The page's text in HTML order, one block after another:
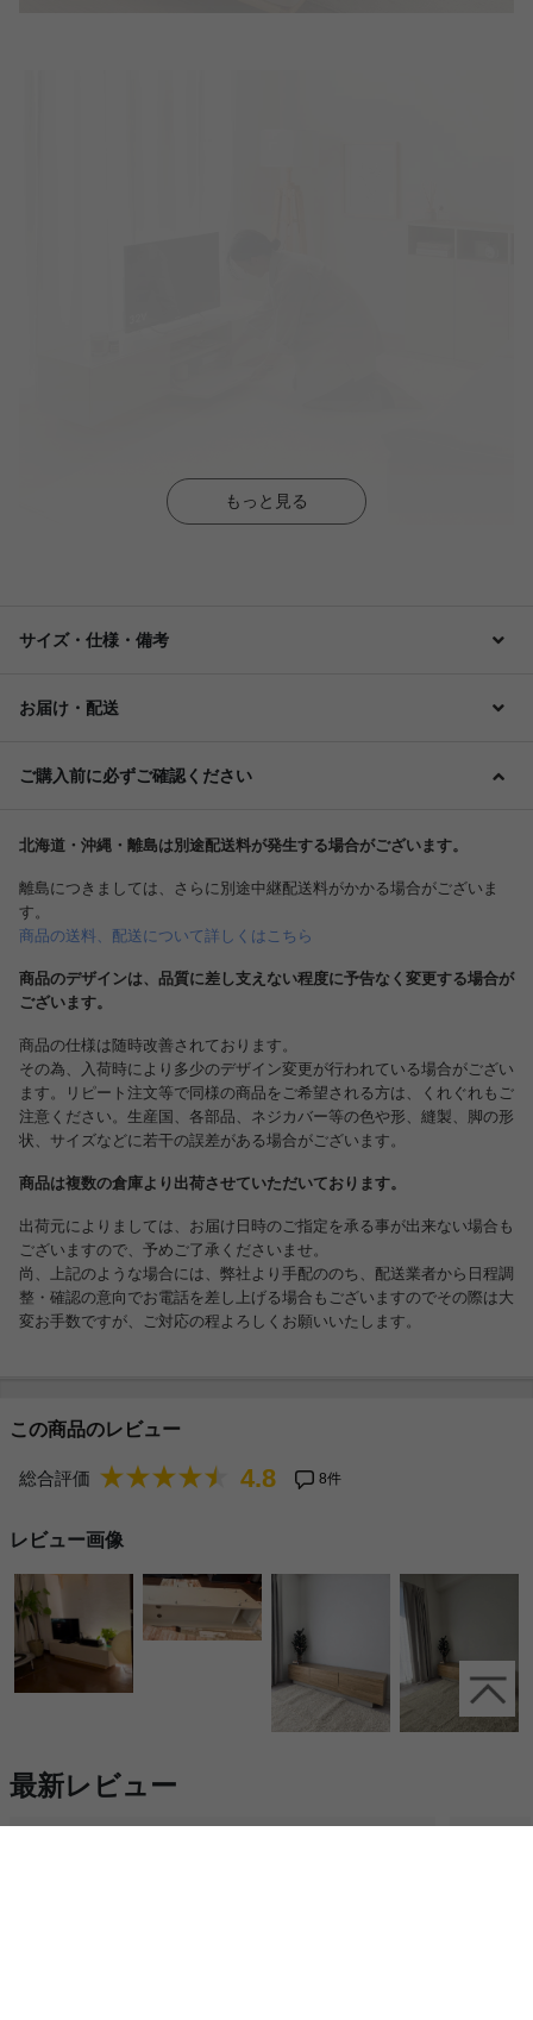
もっと見る
サイズ・仕様・備考
お届け・配送
ご購入前に必ずご確認ください
北海道・沖縄・離島は別途配送料が発生する場合がございます。
離島につきましては、さらに別途中継配送料がかかる場合がございま
す。
商品の送料、配送について詳しくはこちら
商品のデザインは、品質に差し支えない程度に予告なく変更する場合が
ございます。
商品の仕様は随時改善されております。
その為、入荷時により多少のデザイン変更が行われている場合がござい
ます。リピート注文等で同様の商品をご希望される方は、くれぐれもご
注意ください。生産国、各部品、ネジカバー等の色や形、縫製、脚の形
状、サイズなどに若干の誤差がある場合がございます。
商品は複数の倉庫より出荷させていただいております。
出荷元によりましては、お届け日時のご指定を承る事が出来ない場合も
ございますので、予めご了承くださいませ。
尚、上記のような場合には、弊社より手配ののち、配送業者から日程調
整・確認の意向でお電話を差し上げる場合もございますのでその際は大
変お手数ですが、ご対応の程よろしくお願いいたします。
この商品のレビュー
総合評価 4.8 8件
レビュー画像
最新レビュー